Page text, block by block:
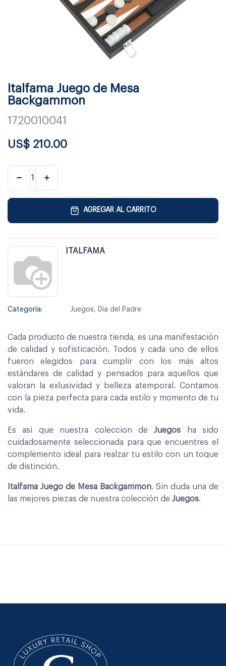
Italfama Juego de Mesa
Backgammon
1720010041
US$ 210.00
AGREGAR AL CARRITO
ITALFAMA
Categoría: Juegos, Día del Padre
Cada producto de nuestra tienda, es una manifestación
de calidad y sofisticación. Todos y cada uno de ellos
fueron elegidos para cumplir con los más altos
estándares de calidad y pensados para aquellos que
valoran la exlusividad y belleza atemporal. Contamos
con la pieza perfecta para cada estilo y momento de tu
vida.
Es asi que nuestra coleccion deJuegos ha sido
cuidadosamente seleccionada para que encuentres el
complemento ideal para realzar tu estilo con un toque
de distinción.
Italfama Juego de Mesa Backgammon. Sin duda una de
las mejores piezas de nuestra colección de Juegos.